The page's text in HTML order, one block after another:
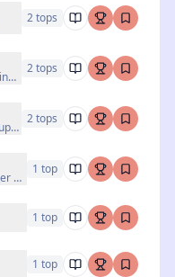
2tops
2tops
russes
2tops
2049
1 top
1 top
1 top